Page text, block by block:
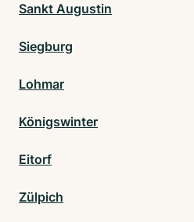
Sankt Augustin
Siegburg
Lohmar
Königswinter
Eitorf
Zülpich